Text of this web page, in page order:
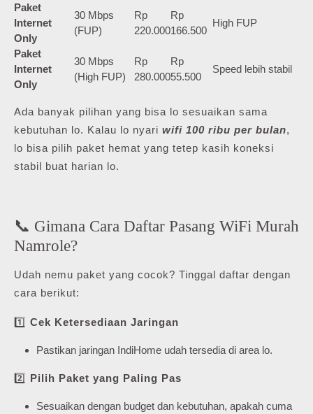
Paket
Internet
Only
30 Mbps
(FUP)
Rp
220.000
Rp
166.500
High FUP
Paket
Internet
Only
30 Mbps
(High FUP)
Rp
280.000
Rp
55.500
Speed lebih stabil
Ada banyak pilihan yang bisa lo sesuaikan sama
kebutuhan lo. Kalau lo nyari wifi 100 ribu per bulan,
lo bisa pilih paket hemat yang tetep kasih koneksi
stabil buat harian lo.
📞 Gimana Cara Daftar Pasang WiFi Murah
Namrole?
Udah nemu paket yang cocok? Tinggal daftar dengan
cara berikut:
1️⃣ Cek Ketersediaan Jaringan
Pastikan jaringan IndiHome udah tersedia di area lo.
2️⃣ Pilih Paket yang Paling Pas
Sesuaikan dengan budget dan kebutuhan, apakah cuma